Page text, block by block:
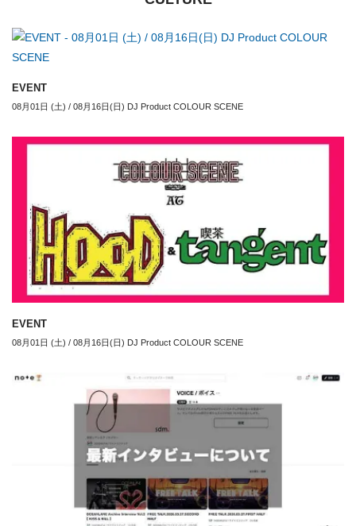
EVENT
08月01日 (土) / 08月16日(日) DJ Product COLOUR SCENE
EVENT
08月01日 (土) / 08月16日(日) DJ Product COLOUR SCENE